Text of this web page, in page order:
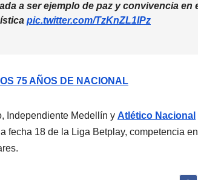
a ser ejemplo de paz y convivencia en
pic.twitter.com/TzKnZL1IPz
75 AÑOS DE NACIONAL
Independiente Medellín y Atlético Nacional
fecha 18 de la Liga Betplay, competencia